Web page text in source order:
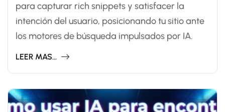
para capturar rich snippets y satisfacer la
intención del usuario, posicionando tu sitio ante
los motores de búsqueda impulsados por IA.
LEER MAS...